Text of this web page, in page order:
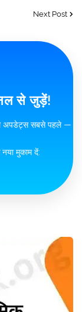
Next Post
से जुड़ें!
अपडेट्स सबसे पहले —
मुकाम दें: